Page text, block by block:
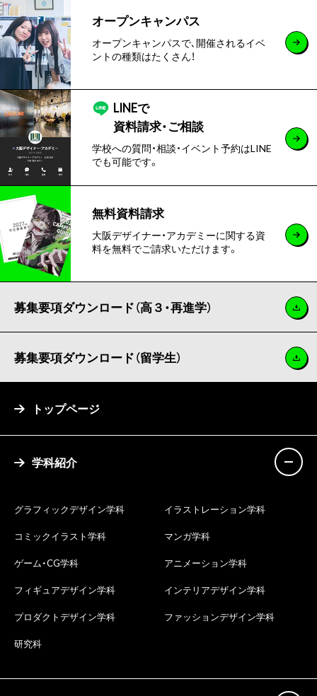
オープンキャンパス
オープンキャンパスで､開催されるイベ
ントの種類はたくさん！
LINEで
資料請求・ご相談
学校への質問・相談・イベント予約はLINE
でも可能です。
無料資料請求
大阪デザイナー・アカデミーに関する資
料を無料でご請求いただけます。
募集要項ダウンロード（高３・再進学）
募集要項ダウンロード（留学生）
トップページ
学科紹介
グラフィックデザイン学科
イラストレーション学科
コミックイラスト学科
マンガ学科
ゲーム・CG学科
アニメーション学科
フィギュアデザイン学科
インテリアデザイン学科
プロダクトデザイン学科
ファッションデザイン学科
研究科